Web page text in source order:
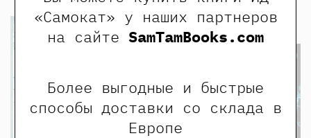
«Самокат» у наших партнеров
на сайте SamTamBooks.com
Более выгодные и быстрые
способы доставки со склада в
Европе
Хит